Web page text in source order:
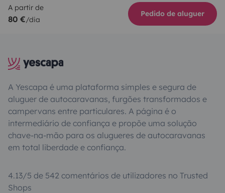
A partir de
80 €/dia
Pedido de aluguer
A Yescapa é uma plataforma simples e segura de
aluguer de autocaravanas, furgões transformados e
campervans entre particulares. A página é o
intermediário de confiança e propõe uma solução
chave-na-mão para os alugueres de autocaravanas
em total liberdade e confiança.
4.13/5 de 542 comentários de utilizadores no Trusted
Shops